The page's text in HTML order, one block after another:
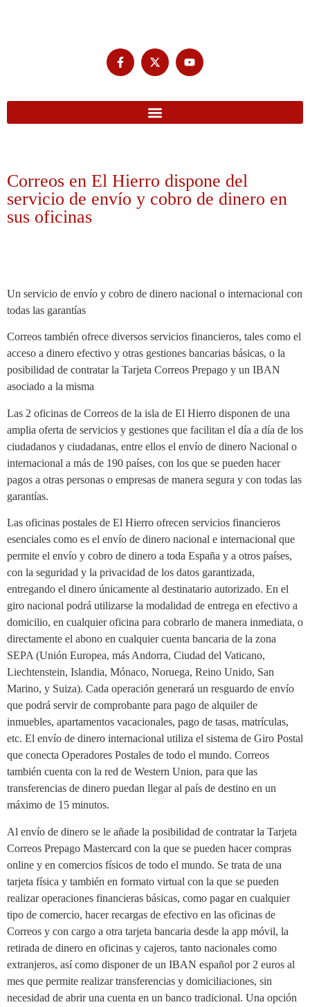
Correos en El Hierro dispone del
servicio de envío y cobro de dinero en
sus oficinas
Un servicio de envío y cobro de dinero nacional o internacional con
todas las garantías
Correos también ofrece diversos servicios financieros, tales como el
acceso a dinero efectivo y otras gestiones bancarias básicas, o la
posibilidad de contratar la Tarjeta Correos Prepago y un IBAN
asociado a la misma
Las 2 oficinas de Correos de la isla de El Hierro disponen de una
amplia oferta de servicios y gestiones que facilitan el día a día de los
ciudadanos y ciudadanas, entre ellos el envío de dinero Nacional o
internacional a más de 190 países, con los que se pueden hacer
pagos a otras personas o empresas de manera segura y con todas las
garantías.
Las oficinas postales de El Hierro ofrecen servicios financieros
esenciales como es el envío de dinero nacional e internacional que
permite el envío y cobro de dinero a toda España y a otros países,
con la seguridad y la privacidad de los datos garantizada,
entregando el dinero únicamente al destinatario autorizado. En el
giro nacional podrá utilizarse la modalidad de entrega en efectivo a
domicilio, en cualquier oficina para cobrarlo de manera inmediata, o
directamente el abono en cualquier cuenta bancaria de la zona
SEPA (Unión Europea, más Andorra, Ciudad del Vaticano,
Liechtenstein, Islandia, Mónaco, Noruega, Reino Unido, San
Marino, y Suiza). Cada operación generará un resguardo de envío
que podrá servir de comprobante para pago de alquiler de
inmuebles, apartamentos vacacionales, pago de tasas, matrículas,
etc. El envío de dinero internacional utiliza el sistema de Giro Postal
que conecta Operadores Postales de todo el mundo. Correos
también cuenta con la red de Western Union, para que las
transferencias de dinero puedan llegar al país de destino en un
máximo de 15 minutos.
Al envío de dinero se le añade la posibilidad de contratar la Tarjeta
Correos Prepago Mastercard con la que se pueden hacer compras
online y en comercios físicos de todo el mundo. Se trata de una
tarjeta física y también en formato virtual con la que se pueden
realizar operaciones financieras básicas, como pagar en cualquier
tipo de comercio, hacer recargas de efectivo en las oficinas de
Correos y con cargo a otra tarjeta bancaria desde la app móvil, la
retirada de dinero en oficinas y cajeros, tanto nacionales como
extranjeros, así como disponer de un IBAN español por 2 euros al
mes que permite realizar transferencias y domiciliaciones, sin
necesidad de abrir una cuenta en un banco tradicional. Una opción